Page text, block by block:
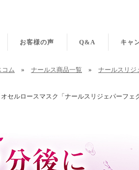
お客様の声 Q&A キャ
コム » ナールス商品一覧 » ナールスリジ
セルロースマスク「ナールスリジェパーフェ